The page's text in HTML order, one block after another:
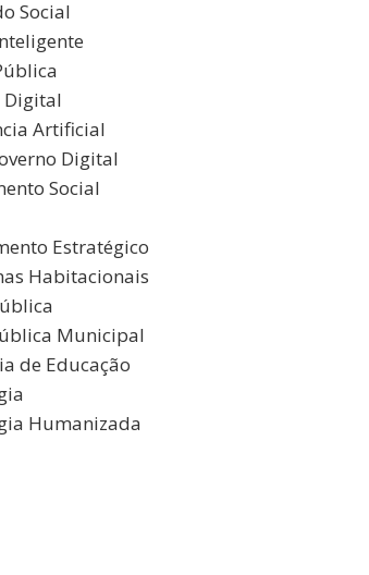
Social
Digital
Artificial
Digital
Social
Estratégico
Habitacionais
Municipal
de Educação
Humanizada